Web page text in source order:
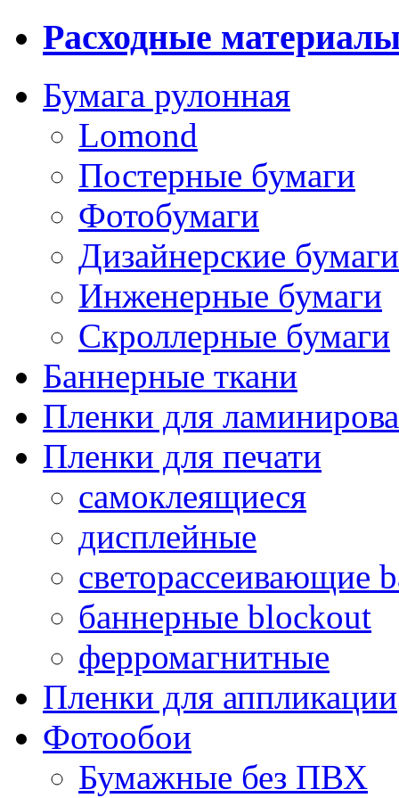
Расходные
Бумага рулонная
Lomond
Постерные бумаги
Фотобумаги
Дизайнерские бумаги
Инженерные бумаги
Скроллерные бумаги
Баннерные ткани
Пленки для
Пленки для печати
самоклеящиеся
дисплейные
светорассеивающие
баннерные blockout
ферромагнитные
Пленки для аппликации
Фотообои
Бумажные без ПВХ